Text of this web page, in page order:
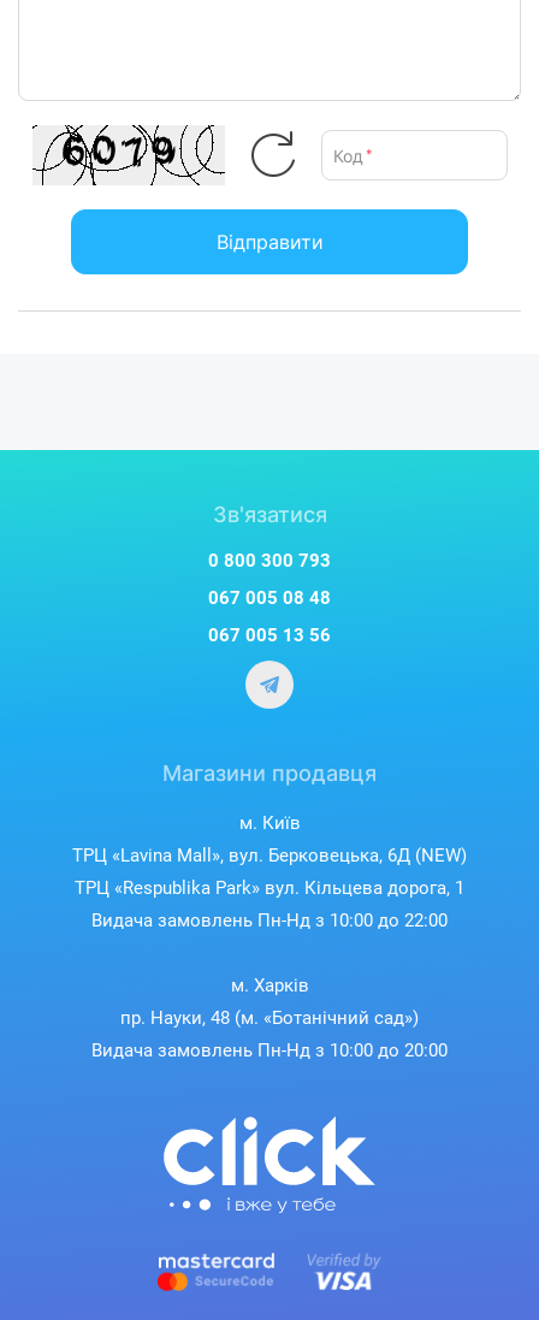
Код *
Відправити
Зв'язатися
0 800 300 793
067 005 08 48
067 005 13 56
Магазини продавця
м. Київ
ТРЦ «Lavina Mall», вул. Берковецька, 6Д (NEW)
ТРЦ «Respublika Park» вул. Кільцева дорога, 1
Видача замовлень Пн-Нд з 10:00 до 22:00
м. Харків
пр. Науки, 48 (м. «Ботанічний сад»)
Видача замовлень Пн-Нд з 10:00 до 20:00